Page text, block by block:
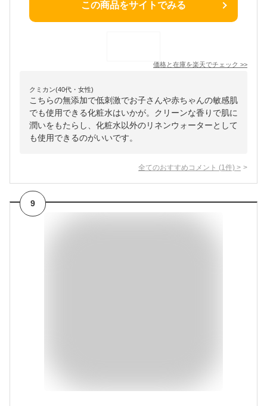
この商品をサイトでみる
価格と在庫を楽天でチェック >>
クミカン(40代・女性)
こちらの無添加で低刺激でお子さんや赤ちゃんの敏感肌
でも使用できる化粧水はいかが。クリーンな香りで肌に
潤いをもたらし、化粧水以外のリネンウォーターとして
も使用できるのがいいです。
全てのおすすめコメント (1 件) >
9